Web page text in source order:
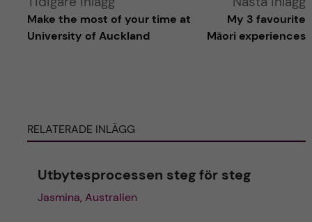
r
Make the most of your time at
University of Auckland
My 3 favourite
Māori experiences
RELATERADE INLÄGG
Utbytesprocessen steg för steg
Jasmina, Australien